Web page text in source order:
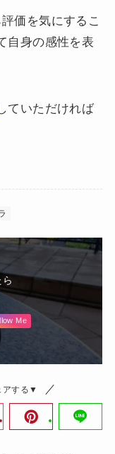
価を気にするこ
自身の感性を表
ていただければ
Me
アする▼